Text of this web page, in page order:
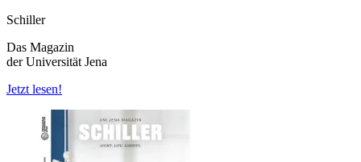
Schiller
Das Magazin
der Universität Jena
Jetzt lesen!